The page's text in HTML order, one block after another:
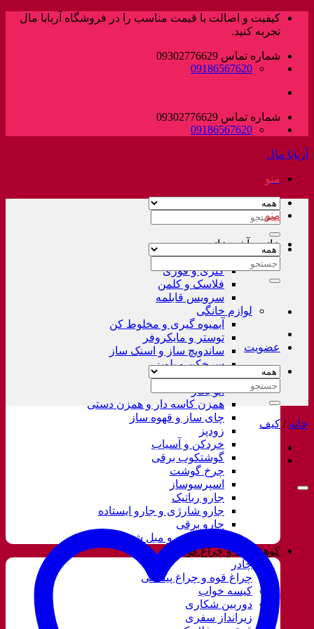
پرش
کیفیت و اصالت با قیمت مناسب را در فروشگاه آربابا مال
تجربه کنید.
شماره تماس 09302776629
09186567620
شماره تماس 09302776629
09186567620
آربابا مال
منو
جستجو
خانه و آشپزخانه
لوازم خانگی غیر برقی
کتری و قوری
فلاسک و کلمن
سرویس قابلمه
لوازم خانگی
آبمیوه گیری و مخلوط کن
توستر و مایکروفر
ساندویچ ساز و اسنک ساز
سرخکن و پلوپز
غذاساز
اتو بخار
همزن کاسه دار و همزن دستی
چای ساز و قهوه ساز
زودپز
خردکن و آسیاب
گوشتکوب برقی
چرخ گوشت
اسپرسوساز
جارو رباتیک
جارو شارژی و جارو ایستاده
جارو برقی
فرش شور و مبل شور
کوهنوردی و چراغ قوه
چادر
چراغ قوه و چراغ پیشانی
کیسه خواب
دوربین شکاری
زیرانداز سفری
منو
جستجو
عضویت
جستجو
خانه / کیف